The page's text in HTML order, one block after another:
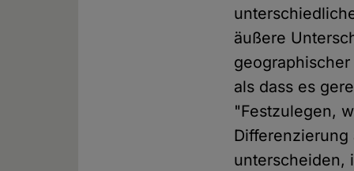
äußere
als dass es
"Festzulegen,
unterscheiden,